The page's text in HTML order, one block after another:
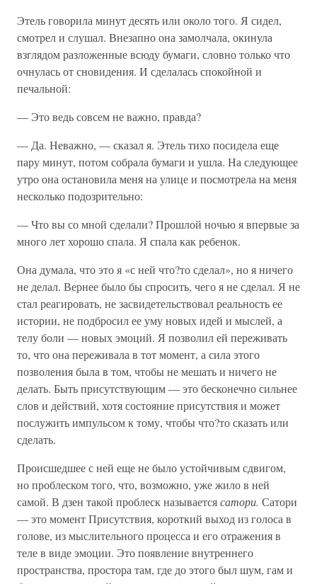
Этель говорила минут десять или около того. Я сидел,
смотрел и слушал. Внезапно она замолчала, окинула
взглядом разложенные всюду бумаги, словно только что
очнулась от сновидения. И сделалась спокойной и
печальной:
— Это ведь совсем не важно, правда?
— Да. Неважно, — сказал я. Этель тихо посидела еще
пару минут, потом собрала бумаги и ушла. На следующее
утро она остановила меня на улице и посмотрела на меня
несколько подозрительно:
— Что вы со мной сделали? Прошлой ночью я впервые за
много лет хорошо спала. Я спала как ребенок.
Она думала, что это я «с ней что?то сделал», но я ничего
не делал. Вернее было бы спросить, чего я не сделал. Я не
стал реагировать, не засвидетельствовал реальность ее
истории, не подбросил ее уму новых идей и мыслей, а
телу боли — новых эмоций. Я позволил ей переживать
то, что она переживала в тот момент, а сила этого
позволения была в том, чтобы не мешать и ничего не
делать. Быть присутствующим — это бесконечно сильнее
слов и действий, хотя состояние присутствия и может
послужить импульсом к тому, чтобы что?то сказать или
сделать.
Происшедшее с ней еще не было устойчивым сдвигом,
но проблеском того, что, возможно, уже жило в ней
самой. В дзен такой проблеск называетсясатори. Сатори
— это момент Присутствия, короткий выход из голоса в
голове, из мыслительного процесса и его отражения в
теле в виде эмоции. Это появление внутреннего
пространства, простора там, где до этого был шум, гам и